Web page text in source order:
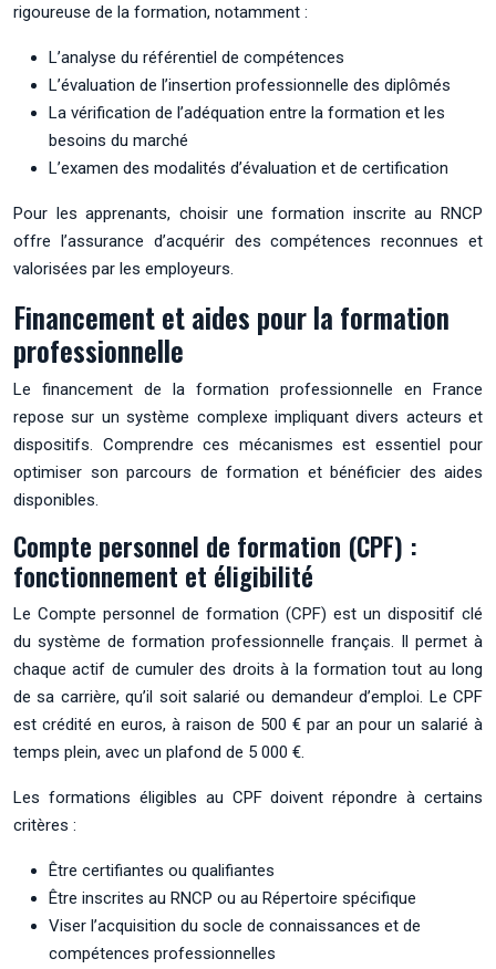
rigoureuse de la formation, notamment :
L’analyse du référentiel de compétences
L’évaluation de l’insertion professionnelle des diplômés
La vérification de l’adéquation entre la formation et les
besoins du marché
L’examen des modalités d’évaluation et de certification
Pour les apprenants, choisir une formation inscrite au RNCP
offre l’assurance d’acquérir des compétences reconnues et
valorisées par les employeurs.
Financement et aides pour la formation
professionnelle
Le financement de la formation professionnelle en France
repose sur un système complexe impliquant divers acteurs et
dispositifs. Comprendre ces mécanismes est essentiel pour
optimiser son parcours de formation et bénéficier des aides
disponibles.
Compte personnel de formation (CPF) :
fonctionnement et éligibilité
Le Compte personnel de formation (CPF) est un dispositif clé
du système de formation professionnelle français. Il permet à
chaque actif de cumuler des droits à la formation tout au long
de sa carrière, qu’il soit salarié ou demandeur d’emploi. Le CPF
est crédité en euros, à raison de 500 € par an pour un salarié à
temps plein, avec un plafond de 5 000 €.
Les formations éligibles au CPF doivent répondre à certains
critères :
Être certifiantes ou qualifiantes
Être inscrites au RNCP ou au Répertoire spécifique
Viser l’acquisition du socle de connaissances et de
compétences professionnelles